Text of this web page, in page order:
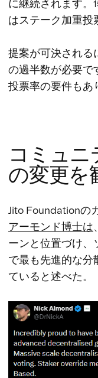
に継続されます。
はステーク加重投
提案が可決される
の過半数が必要で
投票率の要件もあ
コミュニ
の変更を
Jito Foundationの
アーモンド博士は
ーンと位置づけ、
で最も先進的な分
ていると述べた。